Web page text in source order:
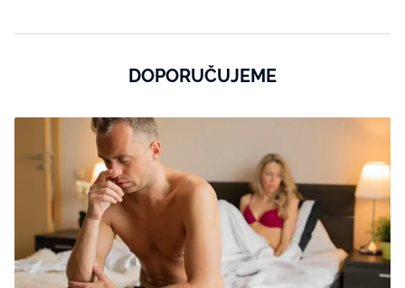
DOPORUČUJEME